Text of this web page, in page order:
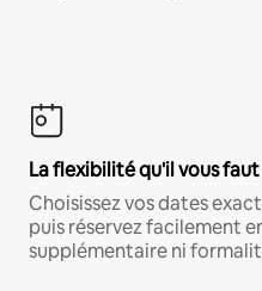
La flexibilité qu'il vous faut
Choisissez vos dates
puis réservez facilement
supplémentaire ni